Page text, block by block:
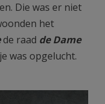
Die was er niet
het
de raad de Dame
was opgelucht.